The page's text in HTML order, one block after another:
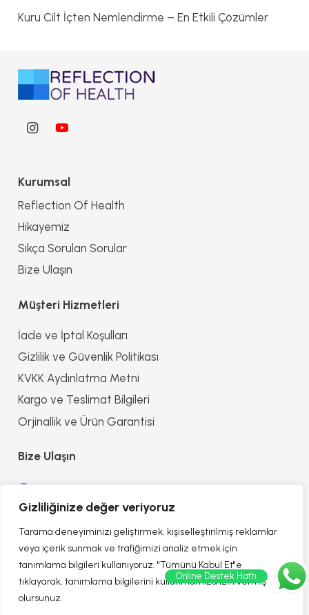
Gizliliğinize değer veriyoruz
Tarama deneyiminizi geliştirmek, kişiselleştirilmiş reklamlar
veya içerik sunmak ve trafiğimizi analiz etmek için
tanımlama bilgileri kullanıyoruz. "Tümünü Kabul Et"e
tıklayarak, tanımlama bilgilerini kullanmamıza izin vermiş
olursunuz.
Kuru Cilt İçten Nemlendirme – En Etkili Çözümler
Kurumsal
Reflection Of Health
Hikayemiz
Sıkça Sorulan Sorular
Bize Ulaşın
Müşteri Hizmetleri
İade ve İptal Koşulları
Gizlilik ve Güvenlik Politikası
KVKK Aydınlatma Metni
Kargo ve Teslimat Bilgileri
Orjinallik ve Ürün Garantisi
Bize Ulaşın
info@reflectionofhealth.com
Online Destek Hattı